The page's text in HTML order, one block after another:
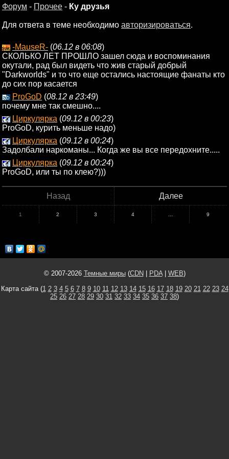
Форум - Прочее - Ку друзья
Для ответа в теме необходимо авторизироваться.
-MauseR- (06.12 в 06:08)
СКОЛЬКО ЛЕТ ПРОШЛО зашел сюда и воспоминания
окутали, рад был видеть что жив старый добрый
"Darkworlds" и то что еще остались настоящие фанаты кто
до сих пор касается
ProGoD (08.12 в 23:49)
почему мне так смешно....
Циркулярка (09.12 в 00:23)
ProGoD, курить меньше надо)
Циркулярка (09.12 в 00:24)
Задолбали наркоманы... Когда же вы все передохните.....
Циркулярка (09.12 в 00:24)
ProGoD, или ты по клею?)))
Назад Далее
1 2 3 4 9
© 2007-2026 Темные миры(CDN PDA| WEB)
Карта сайта (1 2 3 4 5 6 7 8 9 10 11 12 13 14 15 16 17 18 19 20 21 22 23 24
25 26 27 28 29 30 31 32 33 34 35 36 37 38)